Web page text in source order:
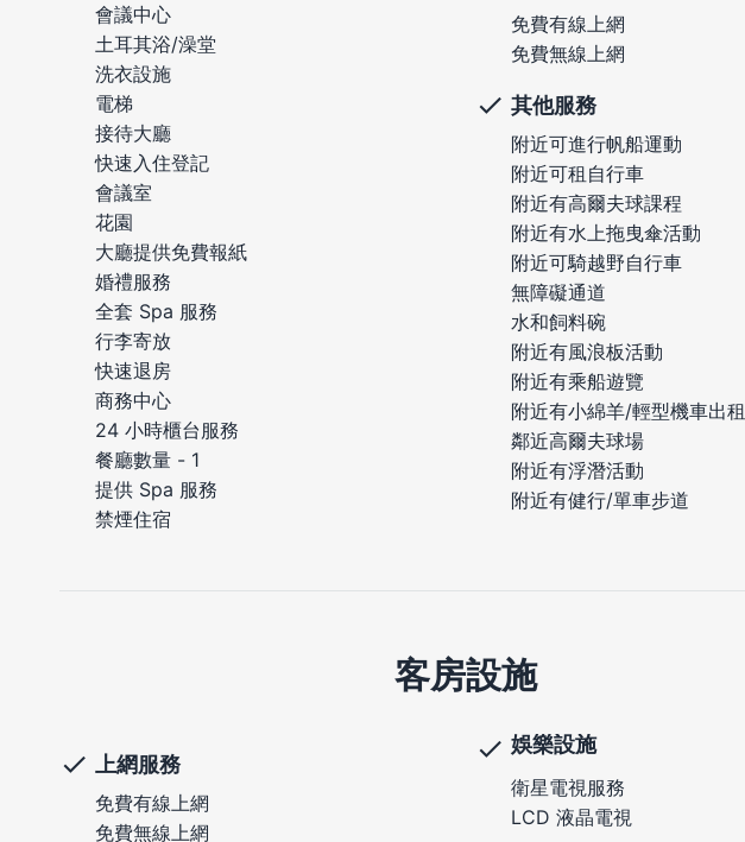
會議中心
土耳其浴/澡堂
洗衣設施
電梯
接待大廳
快速入住登記
會議室
花園
大廳提供免費報紙
婚禮服務
全套 Spa 服務
行李寄放
快速退房
商務中心
24 小時櫃台服務
餐廳數量 - 1
提供 Spa 服務
禁煙住宿
免費有線上網
免費無線上網
其他服務
附近可進行帆船運動
附近可租自行車
附近有高爾夫球課程
附近有水上拖曳傘活動
附近可騎越野自行車
無障礙通道
水和飼料碗
附近有風浪板活動
附近有乘船遊覽
附近有小綿羊/輕型機車出租
鄰近高爾夫球場
附近有浮潛活動
附近有健行/單車步道
客房設施
上網服務
免費有線上網
免費無線上網
娛樂設施
衛星電視服務
LCD 液晶電視